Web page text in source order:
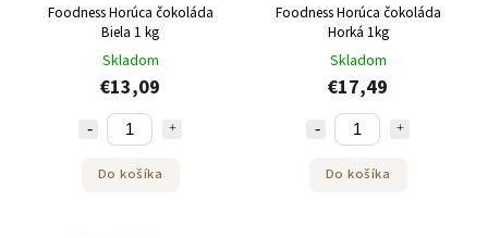
Foodness Horúca čokoláda
Biela 1 kg
Skladom
€13,09
Do košíka
Foodness Horúca čokoláda
Horká 1kg
Skladom
€17,49
Do košíka